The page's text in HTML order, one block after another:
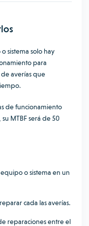
sistema solo hay
para
averías que
de funcionamiento
MTBF será de 50
o sistema en un
cada las averías.
reparaciones entre el